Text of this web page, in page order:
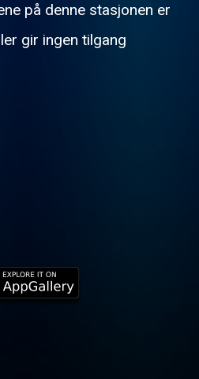
på denne stasjonen er
gir ingen tilgang